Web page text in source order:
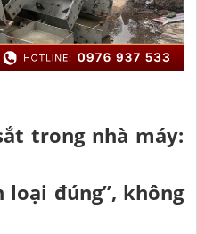
trong nhà máy:
đúng”, không